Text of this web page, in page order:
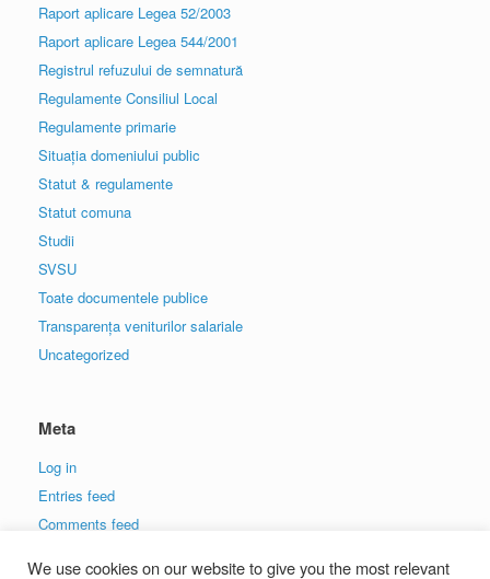
Raport aplicare Legea 52/2003
Raport aplicare Legea 544/2001
Registrul refuzului de semnatură
Regulamente Consiliul Local
Regulamente primarie
Situația domeniului public
Statut & regulamente
Statut comuna
Studii
SVSU
Toate documentele publice
Transparența veniturilor salariale
Uncategorized
Meta
Log in
Entries feed
Comments feed
We use cookies on our website to give you the most relevant